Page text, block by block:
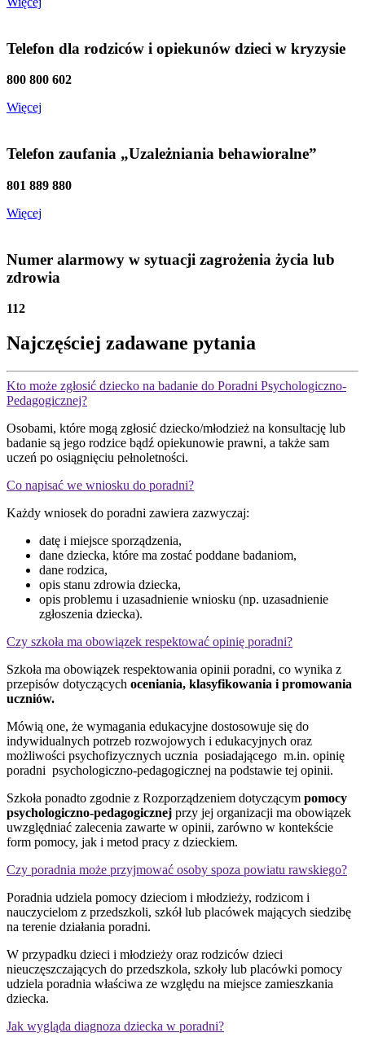
Telefon dla rodziców i opiekunów dzieci w kryzysie
800 800 602
Więcej
Telefon zaufania „Uzależniania behawioralne”
801 889 880
Więcej
Numer alarmowy w sytuacji zagrożenia życia lub
zdrowia
112
Najczęściej zadawane pytania
Kto może zgłosić dziecko na badanie do Poradni Psychologiczno-
Pedagogicznej?
Osobami, które mogą zgłosić dziecko/młodzież na konsultację lub
badanie są jego rodzice bądź opiekunowie prawni, a także sam
uczeń po osiągnięciu pełnoletności.
Co napisać we wniosku do poradni?
Każdy wniosek do poradni zawiera zazwyczaj:
datę i miejsce sporządzenia,
dane dziecka, które ma zostać poddane badaniom,
dane rodzica,
opis stanu zdrowia dziecka,
opis problemu i uzasadnienie wniosku (np. uzasadnienie
zgłoszenia dziecka).
Czy szkoła ma obowiązek respektować opinię poradni?
Szkoła ma obowiązek respektowania opinii poradni, co wynika z
przepisów dotyczących oceniania, klasyfikowania i promowania
uczniów.
Mówią one, że wymagania edukacyjne dostosowuje się do
indywidualnych potrzeb rozwojowych i edukacyjnych oraz
możliwości psychofizycznych ucznia posiadającego m.in. opinię
poradni psychologiczno-pedagogicznej na podstawie tej opinii.
Szkoła ponadto zgodnie z Rozporządzeniem dotyczącym pomocy
psychologiczno-pedagogicznej przy jej organizacji ma obowiązek
uwzględniać zalecenia zawarte w opinii, zarówno w kontekście
form pomocy, jak i metod pracy z dzieckiem.
Czy poradnia może przyjmować osoby spoza powiatu rawskiego?
Poradnia udziela pomocy dzieciom i młodzieży, rodzicom i
nauczycielom z przedszkoli, szkół lub placówek mających siedzibę
na terenie działania poradni.
W przypadku dzieci i młodzieży oraz rodziców dzieci
nieuczęszczających do przedszkola, szkoły lub placówki pomocy
udziela poradnia właściwa ze względu na miejsce zamieszkania
dziecka.
Jak wygląda diagnoza dziecka w poradni?